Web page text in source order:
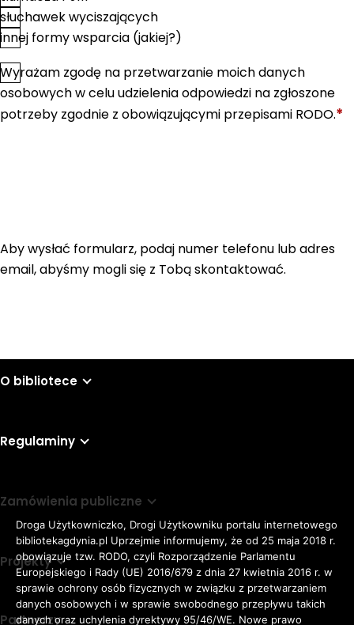
słuchawek wyciszających
innej formy wsparcia (jakiej?)
Zgoda*
Wyrażam zgodę na przetwarzanie moich danych
osobowych w celu udzielenia odpowiedzi na zgłoszone
potrzeby zgodnie z obowiązującymi przepisami RODO.*
Aby wysłać formularz, podaj numer telefonu lub adres
email, abyśmy mogli się z Tobą skontaktować.
O bibliotece
Regulaminy
Zamówienia publiczne
Projekty
Partnerzy
Droga Użytkowniczko, Drogi Użytkowniku portalu internetowego
bibliotekagdynia.pl Uprzejmie informujemy, że od 25 maja 2018 r.
obowiązuje tzw. RODO, czyli Rozporządzenie Parlamentu
Europejskiego i Rady (UE) 2016/679 z dnia 27 kwietnia 2016 r. w
sprawie ochrony osób fizycznych w związku z przetwarzaniem
danych osobowych i w sprawie swobodnego przepływu takich
danych oraz uchylenia dyrektywy 95/46/WE. Nowe prawo